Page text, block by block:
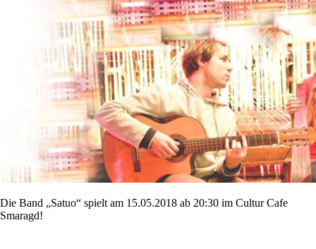
Die Band „Satuo“ spielt am 15.05.2018 ab 20:30 im Cultur Cafe
Smaragd!